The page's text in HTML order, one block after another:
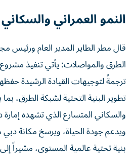
النمو العمراني
قال مطر الطاير المدير العام ورئيس
الطرق والمواصلات: يأتي تنفيذ
ترجمةً لتوجيهات القيادة الرشيدة
تطوير البنية التحتية لشبكة الطرق،
والسكاني المتسارع الذي تشهده إمارة
ويدعم جودة الحياة، ويرسخ مكانة دبي
بنية تحتية عالمية المستوى، مشيراً